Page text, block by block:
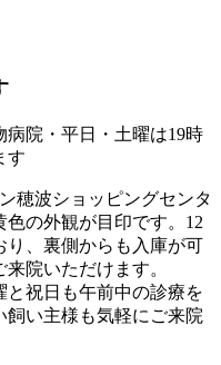
穂波ショッピングセンタ
の外観が目印です。12
、裏側からも入庫が可
院いただけます。
と祝日も午前中の診療を
飼い主様も気軽にご来院